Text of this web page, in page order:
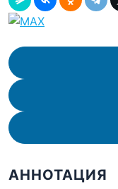
АННОТАЦИЯ